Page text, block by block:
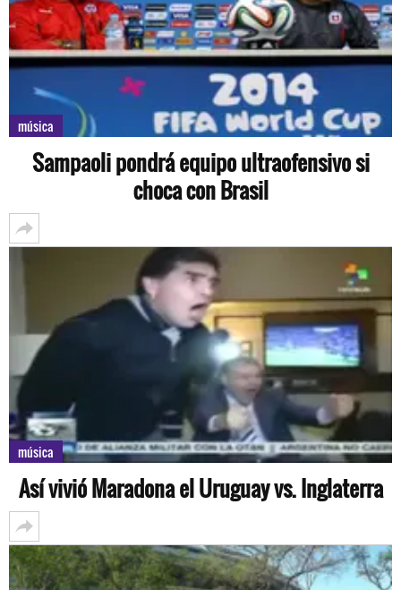
música
Sampaoli pondrá equipo ultraofensivo si
choca con Brasil
música
Así vivió Maradona el Uruguay vs. Inglaterra